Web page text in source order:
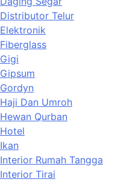
Telur
Dan Umroh
Qurban
Rumah Tangga
Tirai